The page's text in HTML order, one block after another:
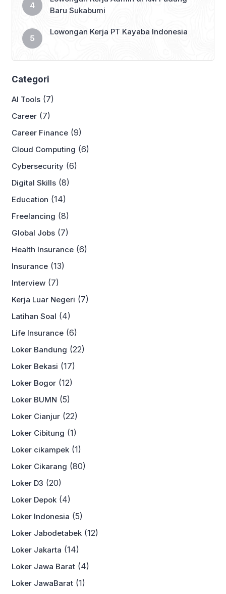
Baru Sukabumi
Lowongan Kerja PT Kayaba Indonesia
Categori
AI Tools (7)
Career (7)
Career Finance (9)
Cloud Computing (6)
Cybersecurity (6)
Digital Skills (8)
Education (14)
Freelancing (8)
Global Jobs (7)
Health Insurance (6)
Insurance (13)
Interview (7)
Kerja Luar Negeri (7)
Latihan Soal (4)
Life Insurance (6)
Loker Bandung (22)
Loker Bekasi (17)
Loker Bogor (12)
Loker BUMN (5)
Loker Cianjur (22)
Loker Cibitung (1)
Loker cikampek (1)
Loker Cikarang (80)
Loker D3 (20)
Loker Depok (4)
Loker Indonesia (5)
Loker Jabodetabek (12)
Loker Jakarta (14)
Loker Jawa Barat (4)
Loker JawaBarat (1)